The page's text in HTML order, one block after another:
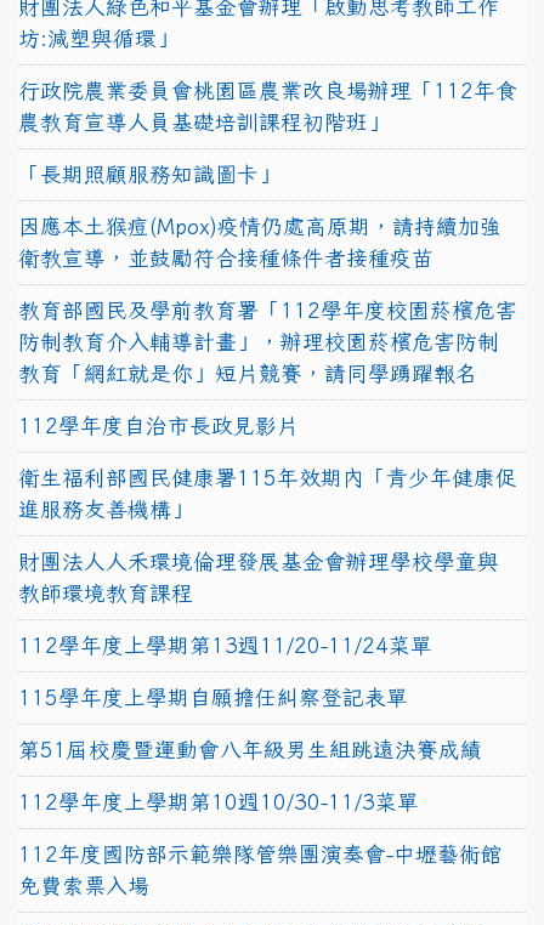
財團法人綠色和平基金會辦理「啟動思考教師工作
坊:減塑與循環」
行政院農業委員會桃園區農業改良場辦理「112年食
農教育宣導人員基礎培訓課程初階班」
「長期照顧服務知識圖卡」
因應本土猴痘(Mpox)疫情仍處高原期，請持續加強
衛教宣導，並鼓勵符合接種條件者接種疫苗
教育部國民及學前教育署「112學年度校園菸檳危害
防制教育介入輔導計畫」，辦理校園菸檳危害防制
教育「網紅就是你」短片競賽，請同學踴躍報名
112學年度自治市長政見影片
衛生福利部國民健康署115年效期內「青少年健康促
進服務友善機構」
財團法人人禾環境倫理發展基金會辦理學校學童與
教師環境教育課程
112學年度上學期第13週11/20-11/24菜單
115學年度上學期自願擔任糾察登記表單
第51屆校慶暨運動會八年級男生組跳遠決賽成績
112學年度上學期第10週10/30-11/3菜單
112年度國防部示範樂隊管樂團演奏會-中壢藝術館
免費索票入場